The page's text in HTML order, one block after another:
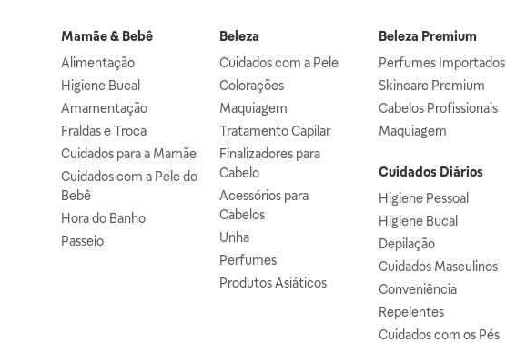
Mamãe & Bebê
Alimentação
Higiene Bucal
Amamentação
Fraldas e Troca
Cuidados para a Mamãe
Cuidados com a Pele do
Bebê
Hora do Banho
Passeio
Beleza
Cuidados com a Pele
Colorações
Maquiagem
Tratamento Capilar
Finalizadores para
Cabelo
Acessórios para
Cabelos
Unha
Perfumes
Produtos Asiáticos
Beleza Premium
Perfumes Importados
Skincare Premium
Cabelos Profissionais
Maquiagem
Cuidados Diários
Higiene Pessoal
Higiene Bucal
Depilação
Cuidados Masculinos
Conveniência
Repelentes
Cuidados com os Pés